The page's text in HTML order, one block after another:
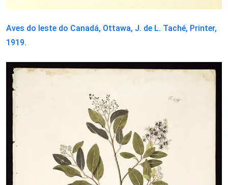
Aves do leste do Canadá, Ottawa, J. de L. Taché, Printer,
1919.